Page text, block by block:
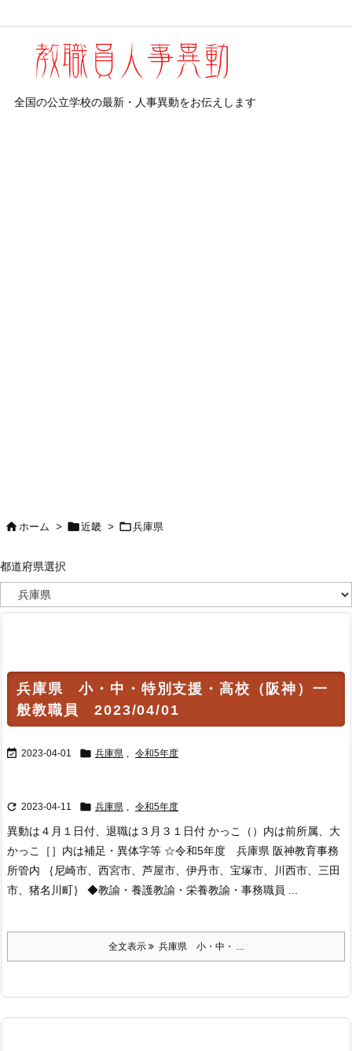
全国の公立学校の最新・人事異動をお伝えします
ホーム > 近畿 > 兵庫県
都道府県選択
道
府
兵庫県 小・中・特別支援・高校（阪神）一
般教職員 2023/04/01
 2023-04-01  兵庫県 , 令和5年度
 2023-04-11  兵庫県 , 令和5年度
異動は４月１日付、退職は３月３１日付 かっこ（）内は前所属、大
かっこ［］内は補足・異体字等 ☆令和5年度 兵庫県 阪神教育事務
所管内 ｛尼崎市、西宮市、芦屋市、伊丹市、宝塚市、川西市、三田
市、猪名川町｝ ◆教諭・養護教諭・栄養教諭・事務職員 ...
全文表示 兵庫県 小・中・ ...